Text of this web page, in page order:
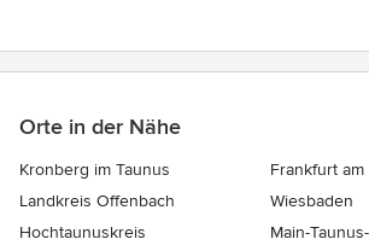
Orte in der Nähe
Kronberg im Taunus
Frankfurt am
Landkreis Offenbach
Wiesbaden
Hochtaunuskreis
Main-